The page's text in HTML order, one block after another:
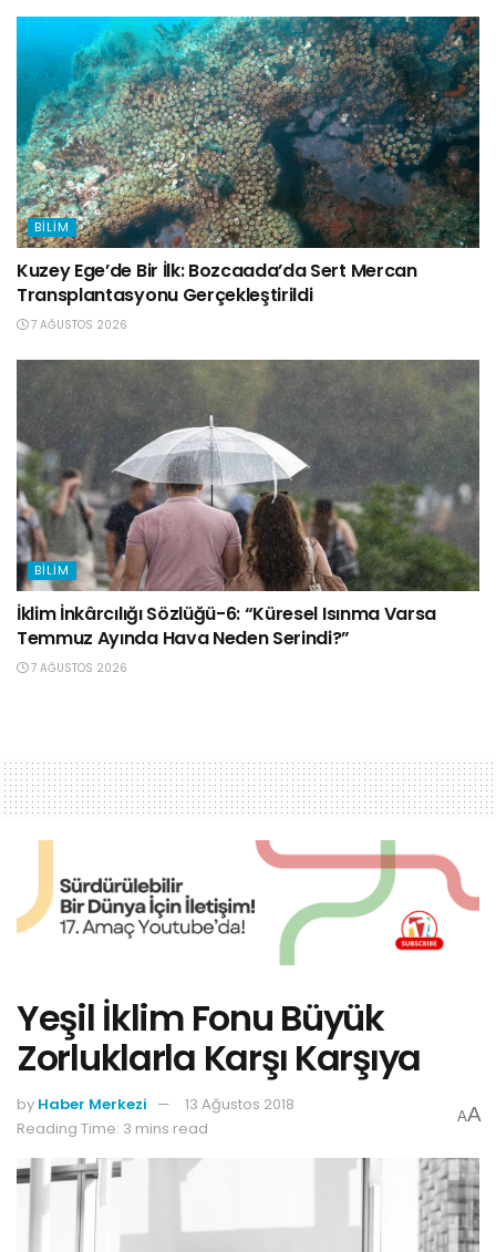
BILIM
Kuzey Ege’de Bir İlk: Bozcaada’da Sert Mercan
Transplantasyonu Gerçekleştirildi
7 AĞUSTOS 2026
BILIM
İklim İnkârcılığı Sözlüğü-6: “Küresel Isınma Varsa
Temmuz Ayında Hava Neden Serindi?”
7 AĞUSTOS 2026
Yeşil İklim Fonu Büyük
Zorluklarla Karşı Karşıya
by Haber Merkezi
13 Ağustos 2018
Reading Time: 3 mins read
AA